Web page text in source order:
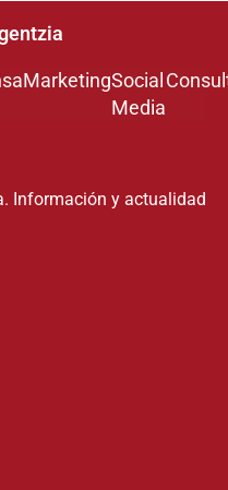
MarketingSocial
Media
Información y actualidad